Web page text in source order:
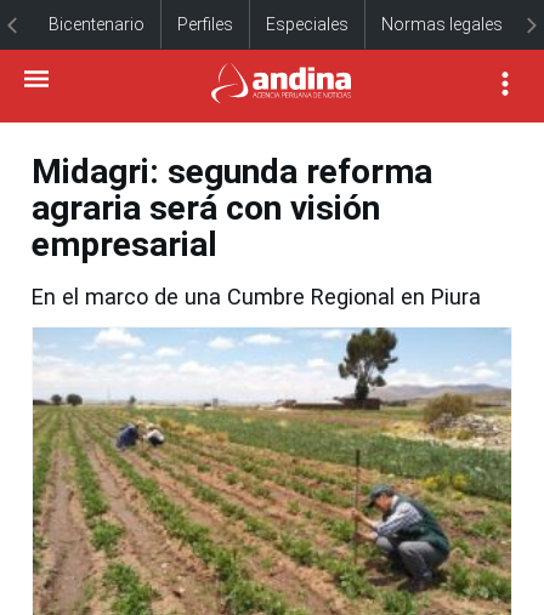
Bicentenario Perfiles Especiales Normas legales
Midagri: segunda reforma
agraria será con visión
empresarial
En el marco de una Cumbre Regional en Piura